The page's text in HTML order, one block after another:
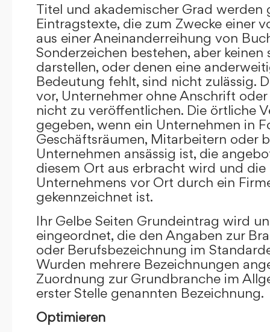
Titel und akademischer Grad werden
Eintragstexte, die zum Zwecke einer
aus einer Aneinanderreihung von
Sonderzeichen bestehen, aber keinen
darstellen, oder denen eine
Bedeutung fehlt, sind nicht zulässig.
vor, Unternehmer ohne Anschrift
nicht zu veröffentlichen. Die örtliche
gegeben, wenn ein Unternehmen in
Geschäftsräumen, Mitarbeitern oder
Unternehmen ansässig ist, die
diesem Ort aus erbracht wird und die
Unternehmens vor Ort durch ein
gekennzeichnet ist.
Ihr Gelbe Seiten Grundeintrag wird
eingeordnet, die den Angaben zur
oder Berufsbezeichnung im
Wurden mehrere Bezeichnungen
Zuordnung zur Grundbranche im
erster Stelle genannten Bezeichnung.
Optimieren